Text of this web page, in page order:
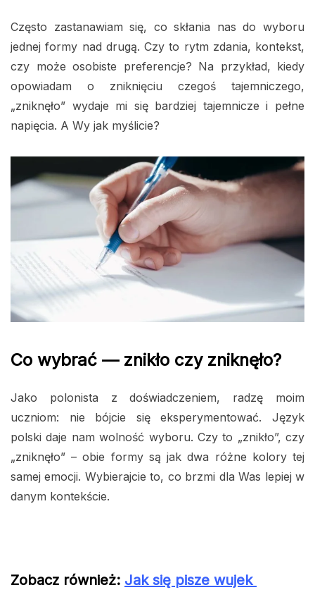
Często zastanawiam się, co skłania nas do wyboru
jednej formy nad drugą. Czy to rytm zdania, kontekst,
czy może osobiste preferencje? Na przykład, kiedy
opowiadam o zniknięciu czegoś tajemniczego,
„zniknęło” wydaje mi się bardziej tajemnicze i pełne
napięcia. A Wy jak myślicie?
Co wybrać — znikło czy zniknęło?
Jako polonista z doświadczeniem, radzę moim
uczniom: nie bójcie się eksperymentować. Język
polski daje nam wolność wyboru. Czy to „znikło”, czy
„zniknęło” – obie formy są jak dwa różne kolory tej
samej emocji. Wybierajcie to, co brzmi dla Was lepiej w
danym kontekście.
Zobacz również: Jak się pisze wujek